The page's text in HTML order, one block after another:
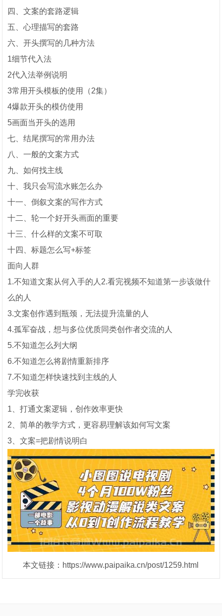
四、文案的套路逻辑
五、心理描写的套路
六、开头撰写的几种方法
1细节代入法
2代入法举例说明
3常用开头模板的使用（2集）
4爆款开头的模仿使用
5画面当开头的选用
七、结尾撰写的常用办法
八、一般的文案方式
九、如何找主线
十、我只会写流水账怎么办
十一、倒叙文案的写作方式
十二、轮一个好开头画面的重要
十三、什么样的文案不可取
十四、标题怎么写+标签
面向人群
1.不知道文案从何入手的人2.看完视频不知道第一步该做什
么的人
3.文案创作遇到瓶颈，无法提升流量的人
4.孤军奋战，想与多位优质同类创作者交流的人
5.不知道怎么列大纲
6.不知道怎么将剧情重新排序
7.不知道怎样快速找到主线的人
学完收获
1、打通文案逻辑，创作效率更快
2、简单的教学方式，更容易理解该如何写文案
3、文案=把剧情说明白
本文链接：https://www.paipaika.cn/post/1259.html